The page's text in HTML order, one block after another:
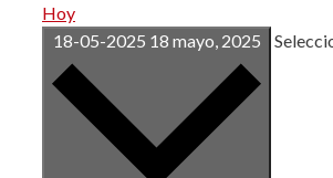
Hoy
18-05-2025 18 mayo, 2025